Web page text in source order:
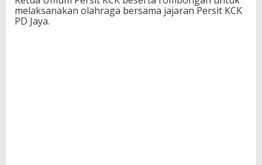
melaksanakan olahraga bersama jajaran Persit KCK
PD Jaya.